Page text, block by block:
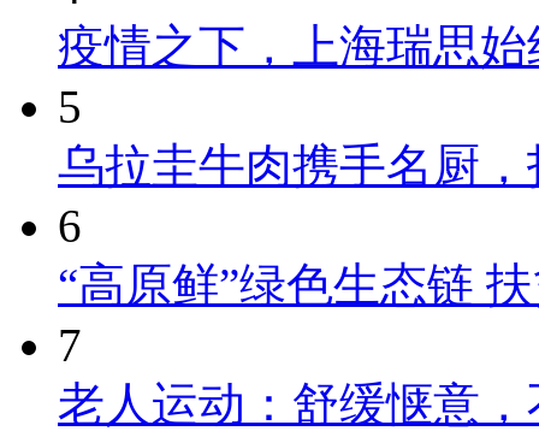
疫情之下，上海瑞思
5
乌拉圭牛肉携手名厨
6
“高原鲜”绿色生态链
7
老人运动：舒缓惬意